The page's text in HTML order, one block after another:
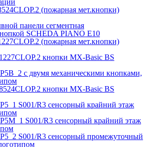
(пожарная мет.кнопки)
панели сегментная
SCHEDA PIANO E10
(пожарная мет.кнопки)
кнопки MX-Basic BS
с двумя механическими кнопками,
кнопки MX-Basic BS
S001/R3 сенсорный крайний этаж
S001/R3 сенсорный крайний этаж
S001/R3 сенсорный промежуточный